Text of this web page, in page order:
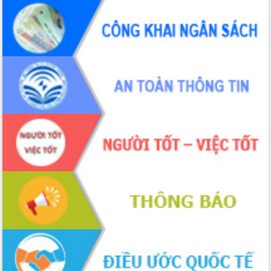
Bầu cử Quốc hội và HĐND: Cử tri Đắk
Lắk gửi gắm niềm tin, kỳ vọng vào lá
phiếu
Đắk Lắk sẵn sàng các điều kiện cho
Ngày hội bầu cử đại biểu Quốc hội
khóa XVI và HĐND các cấp nhiệm kỳ
2026-2031
Đảm bảo cuộc bầu cử đại biểu Quốc
hội và đại biểu HĐND các cấp diễn ra
an toàn, hiệu quả, đúng quy định
Thủ tướng Chính phủ Phạm Minh Chính
kiểm tra, chỉ đạo hoàn thành các dự
án cao tốc và thăm khu tái định cư tại
Đắk Lắk
Sôi nổi Hội đua ngựa truyền thống Gò
Thì Thùng mừng Xuân Bính Ngọ 2026
Lãnh đạo tỉnh dâng hương tưởng niệm
tại Đập Đồng Cam đầu Xuân Bính Ngọ
Ngành nông nghiệp phấn đấu tăng
trưởng đạt 5,86% trong năm 2026
UBND tỉnh Đắk Lắk triển khai công tác